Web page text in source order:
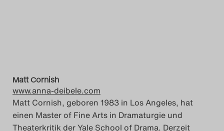
Matt Cornish
www.anna-deibele.com
Matt Cornish, geboren 1983 in Los Angeles, hat
einen Master of Fine Arts in Dramaturgie und
Theaterkritik der Yale School of Drama. Derzeit